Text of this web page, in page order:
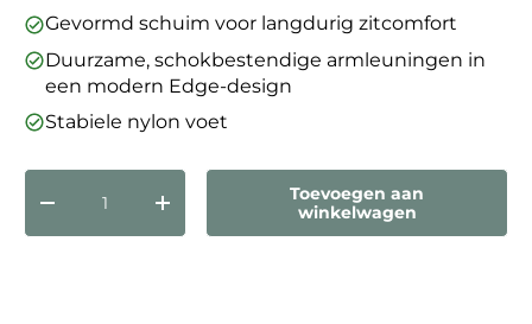
Gevormd schuim voor langdurig zitcomfort
Duurzame, schokbestendige armleuningen in
een modern Edge-design
Stabiele nylon voet
Aantal
Verlaag de hoeveelheidVerhoog de hoeveelheid
Toevoegen aan
winkelwagen